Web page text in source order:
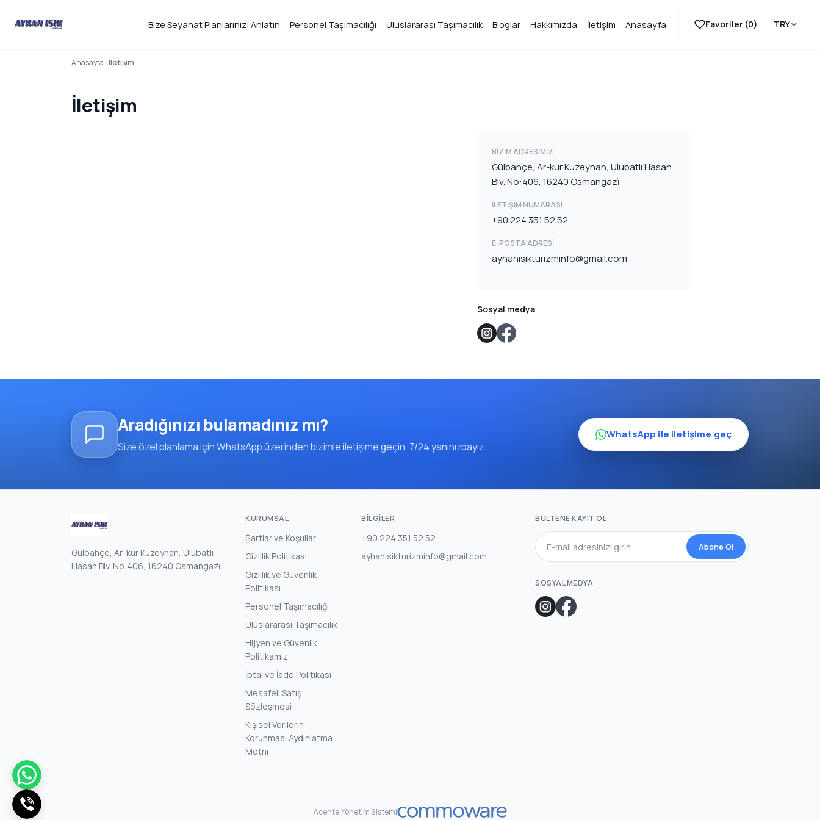
Bize Seyahat Planlarınızı Anlatın Personel Taşımacılığı Uluslararası Taşımacılık Bloglar Hakkımızda İletişim Anasayfa Favoriler (0) TRY
Anasayfa İletişim
İletişim
BIZIM ADRESIMIZ
Gülbahçe, Ar-kur Kuzeyhan, Ulubatlı Hasan
Blv. No:406, 16240 Osmangazi̇
İLETIŞIM NUMARASI
+90 224 351 52 52
E-POSTA ADRESI
ayhanisikturizminfo@gmail.com
Sosyal medya
Aradığınızı bulamadınız mı?
Size özel planlama için WhatsApp üzerinden bizimle iletişime geçin, 7/24 yanınızdayız.
WhatsApp ile iletişime geç
Gülbahçe, Ar-kur Kuzeyhan, Ulubatlı
Hasan Blv. No:406, 16240 Osmangazi̇
KURUMSAL
Şartlar ve Koşullar
Gizlilik Politikası
Gizlilik ve Güvenlik
Politikası
Personel Taşımacılığı
Uluslararası Taşımacılık
Hijyen ve Güvenlik
Politikamız
İptal ve İade Politikası
Mesafeli Satış
Sözleşmesi
Kişisel Verilerin
Korunması Aydınlatma
Metni
BILGILER
+90 224 351 52 52
ayhanisikturizminfo@gmail.com
BÜLTENE KAYIT OL
Abone Ol
SOSYAL MEDYA
Acente Yönetim Sistemi